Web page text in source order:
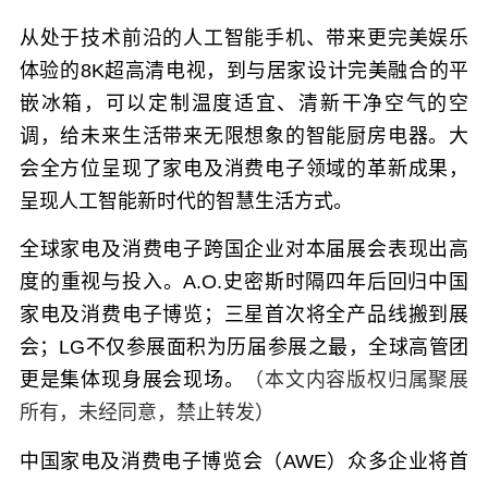
从处于技术前沿的人工智能手机、带来更完美娱乐
体验的8K超高清电视，到与居家设计完美融合的平
嵌冰箱，可以定制温度适宜、清新干净空气的空
调，给未来生活带来无限想象的智能厨房电器。大
会全方位呈现了家电及消费电子领域的革新成果，
呈现人工智能新时代的智慧生活方式。
全球家电及消费电子跨国企业对本届展会表现出高
度的重视与投入。A.O.史密斯时隔四年后回归中国
家电及消费电子博览；三星首次将全产品线搬到展
会；LG不仅参展面积为历届参展之最，全球高管团
更是集体现身展会现场。
（本文内容版权归属聚展
所有，未经同意，禁止转发）
中国家电及消费电子博览会（AWE）众多企业将首